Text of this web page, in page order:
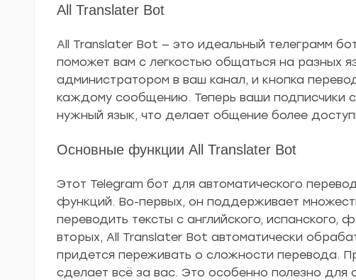
All Translater Bot
All Translater Bot — это идеальный телеграмм
поможет вам с легкостью общаться на разных
администратором в ваш канал, и кнопка
каждому сообщению. Теперь ваши подписчики
нужный язык, что делает общение более
Основные функции All Translater Bot
Этот Telegram бот для автоматического
функций. Во-первых, он поддерживает
переводить тексты с английского, испанского,
вторых, All Translater Bot автоматически
придется переживать о сложности перевода.
сделает всё за вас. Это особенно полезно для